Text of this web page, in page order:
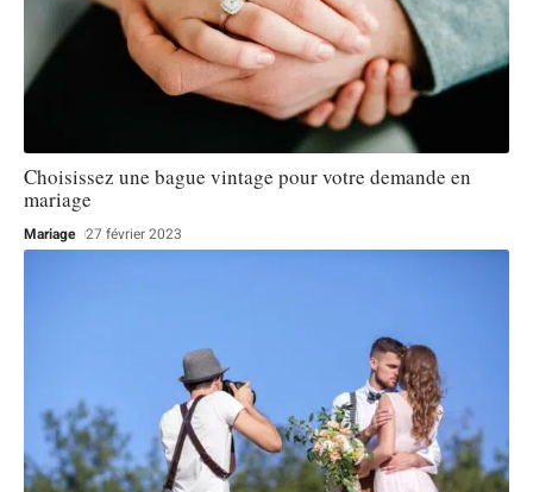
Choisissez une bague vintage pour votre demande en
mariage
Mariage 27 février 2023